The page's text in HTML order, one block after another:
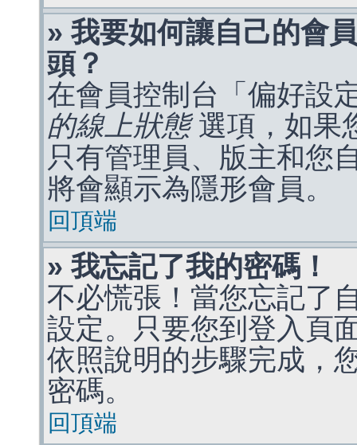
» 我要如何讓自己的會
頭？
在會員控制台「偏好設
的線上狀態選項，如果
只有管理員、版主和您
將會顯示為隱形會員。
回頂端
» 我忘記了我的密碼！
不必慌張！當您忘記了
設定。只要您到登入頁
依照說明的步驟完成，
密碼。
回頂端